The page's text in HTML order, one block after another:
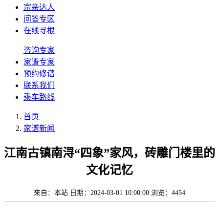
宗亲达人
问答专区
在线寻根
咨询专家
家谱专家
预约修谱
联系我们
乘车路线
首页
家谱新闻
江南古镇南浔“四象”家风，砖雕门楼里的
文化记忆
来自：本站 日期：2024-03-01 10:00:00 浏览：4454